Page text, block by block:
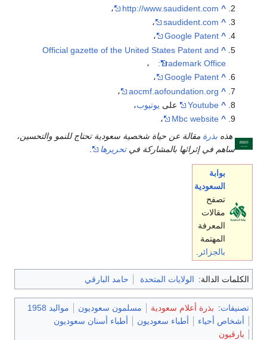
^
http://www.saudident.com
،
^
saudident.com
،
^
Google Patent
،
^
Official gazette of the United States Patent and
Trademark Office:
،
^
Google Patent
،
^
aocmf.aofoundation.org
،
^
Youtube على يوتيوب،
^
Mbc website
،
هذه بذرة مقالة عن حياة شخصية سعودية تحتاج للنمو والتحسين،
ساهم في إثرائها بالمشاركة فيتحريرها .
بوابة
السعودية
تصفح
مقالات
المعرفة
المهتمة
بالجزائر .
الكلمات الدالة: الولايات المتحدة حامد البارقي
تصنيفات: بذرة أعلام سعودية مسلمون سعوديون
مواليد 1958
أشخاص أحياء
أطباء سعوديون
أطباء أسنان سعوديون
بارقيون